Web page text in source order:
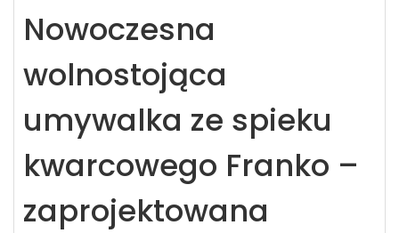
Nowoczesna
wolnostojąca
umywalka ze spieku
kwarcowego Franko –
zaprojektowana